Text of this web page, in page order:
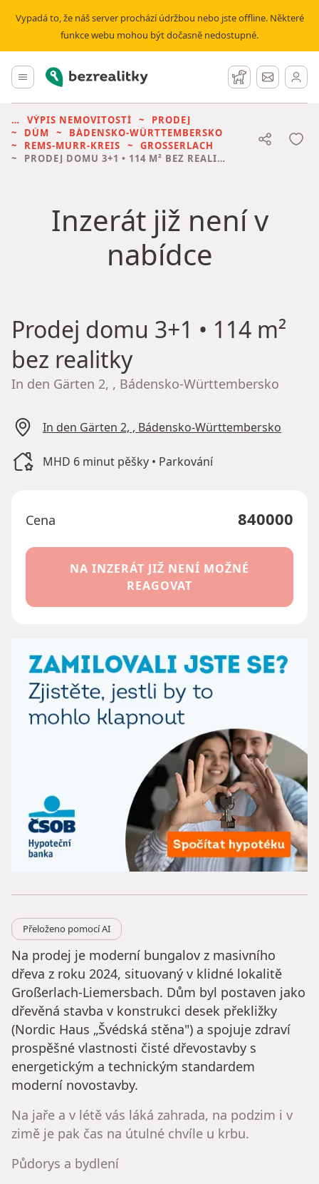
Vypadá to, že náš server prochází údržbou nebo jste offline. Některé
funkce webu mohou být dočasně nedostupné.
Hlavní menu
Bezrealitky Hlídací pes
Zprávy
VÝPIS NEMOVITOSTÍ
PRODEJ
DŮM
BÁDENSKO-WÜRTTEMBERSKO
REMS-MURR-KREIS
GROSSERLACH
PRODEJ DOMU 3+1 • 114 M² BEZ REALITKY
Inzerát již není v
nabídce
Prodej domu 3+1 • 114 m²
bez realitky
In den Gärten 2, , Bádensko-Württembersko
In den Gärten 2, , Bádensko-Württembersko
MHD 6 minut pěšky • Parkování
Cena 840000
NA INZERÁT JIŽ NENÍ MOŽNÉ
REAGOVAT
Přeloženo pomocí AI
Na prodej je moderní bungalov z masivního
dřeva z roku 2024, situovaný v klidné lokalitě
Großerlach-Liemersbach. Dům byl postaven jako
dřevěná stavba v konstrukci desek překližky
(Nordic Haus „Švédská stěna") a spojuje zdraví
prospěšné vlastnosti čisté dřevostavby s
energetickým a technickým standardem
moderní novostavby.
Na jaře a v létě vás láká zahrada, na podzim i v
zimě je pak čas na útulné chvíle u krbu.
Půdorys a bydlení